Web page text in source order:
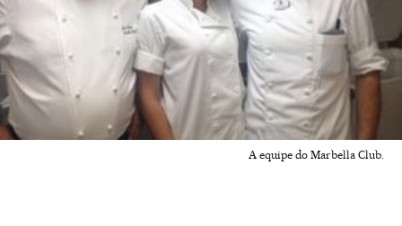
A equipe do Marbella Club.